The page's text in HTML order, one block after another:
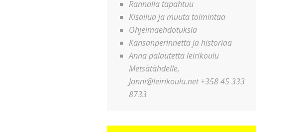
Rannalla tapahtuu
Kisailua ja muuta toimintaa
Ohjelmaehdotuksia
Kansanperinnettä ja historiaa
Anna palautetta leirikoulu
Metsätähdelle,
Jonni@leirikoulu.net +358 45 333
8733